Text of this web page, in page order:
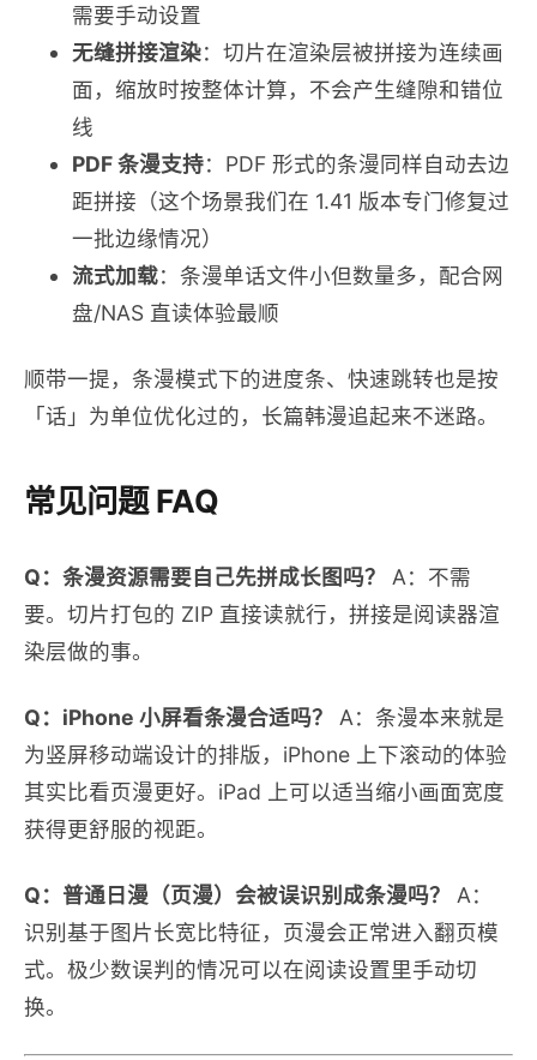
需要手动设置
无缝拼接渲染：切片在渲染层被拼接为连续画
面，缩放时按整体计算，不会产生缝隙和错位
线
PDF 条漫支持：PDF 形式的条漫同样自动去边
距拼接（这个场景我们在 1.41 版本专门修复过
一批边缘情况）
流式加载：条漫单话文件小但数量多，配合网
盘/NAS 直读体验最顺
顺带一提，条漫模式下的进度条、快速跳转也是按
「话」为单位优化过的，长篇韩漫追起来不迷路。
常见问题 FAQ
Q：条漫资源需要自己先拼成长图吗？
A：不需
要。切片打包的 ZIP 直接读就行，拼接是阅读器渲
染层做的事。
Q：iPhone 小屏看条漫合适吗？
A：条漫本来就是
为竖屏移动端设计的排版，iPhone 上下滚动的体验
其实比看页漫更好。iPad 上可以适当缩小画面宽度
获得更舒服的视距。
Q：普通日漫（页漫）会被误识别成条漫吗？
A：
识别基于图片长宽比特征，页漫会正常进入翻页模
式。极少数误判的情况可以在阅读设置里手动切
换。